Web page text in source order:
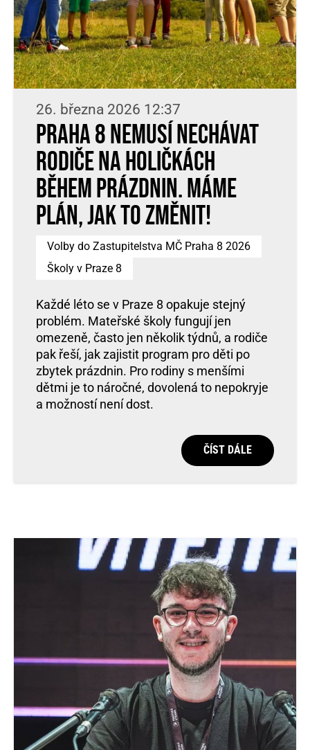
26. března 2026 12:37
Praha 8 nemusí nechávat
rodiče na holičkách
během prázdnin. Máme
plán, jak to změnit!
Volby do Zastupitelstva MČ Praha 8 2026
Školy v Praze 8
Každé léto se v Praze 8 opakuje stejný
problém. Mateřské školy fungují jen
omezeně, často jen několik týdnů, a rodiče
pak řeší, jak zajistit program pro děti po
zbytek prázdnin. Pro rodiny s menšími
dětmi je to náročné, dovolená to nepokryje
a možností není dost.
ČÍST DÁLE